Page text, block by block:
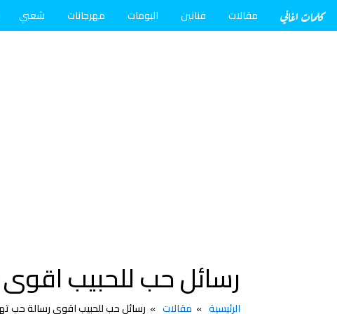
كلمات اغاني مقالات فنانين البومات مهرجانات شعبي
رسائل حب للحبيب
الرئيسية مقالات رسائل حب للحبيب اقوى رسالة حب